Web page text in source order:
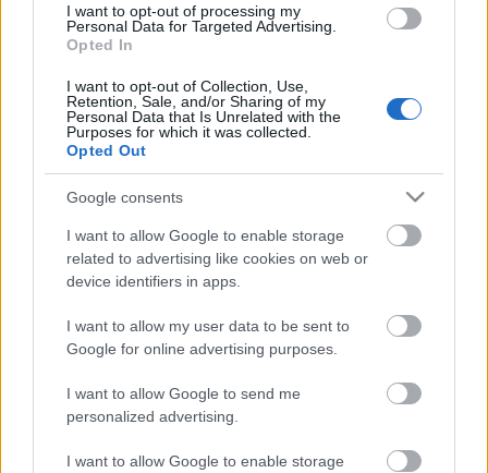
I want to opt-out of processing my
Personal Data for Targeted Advertising.
Opted In
I want to opt-out of Collection, Use,
Retention, Sale, and/or Sharing of my
Personal Data that Is Unrelated with the
Purposes for which it was collected.
Opted Out
Google consents
I want to allow Google to enable storage
related to advertising like cookies on web or
device identifiers in apps.
I want to allow my user data to be sent to
Google for online advertising purposes.
I want to allow Google to send me
personalized advertising.
I want to allow Google to enable storage
A bábok és macik mellett a látogatók
Agócs Írisz
Tandori Dezső
- illusztrációit ésMarék VeronikaBoribon-sorozatát
is megtekinthetik.
Az idei évad újdonsága a kiállításokhoz kapcsolódó
tárlatvezetés, amelyen az érdeklődők kézbe vehetik a
bábokat és megismerhetik keletkezésük történetét:
október 27-én a Boribon és Annipanni című előadás
előtt, november 10-én a Fehérlófia, december 15-én
pedig a Diótörő előtt várják az érdeklődőket.